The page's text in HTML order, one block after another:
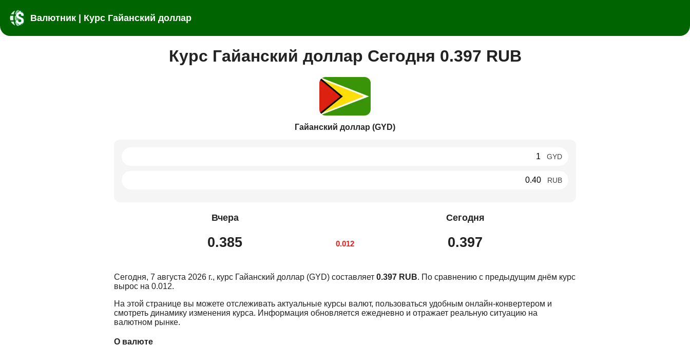
Валютник | Курс Гайанский доллар
Курс Гайанский доллар Сегодня 0.397 RUB
Гайанский доллар (GYD)
GYD
RUB
Вчера
0.385 0.012
Сегодня
0.397
Сегодня, 7 августа 2026 г., курс Гайанский доллар (GYD) составляет 0.397 RUB. По сравнению с предыдущим днём курс
вырос на 0.012.
На этой странице вы можете отслеживать актуальные курсы валют, пользоваться удобным онлайн-конвертером и
смотреть динамику изменения курса. Информация обновляется ежедневно и отражает реальную ситуацию на
валютном рынке.
О валюте